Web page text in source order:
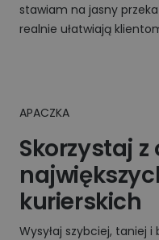
stawiam na jasny
realnie ułatwiają
APACZKA
Skorzystaj
kurierskich
Wysyłaj szybciej, taniej